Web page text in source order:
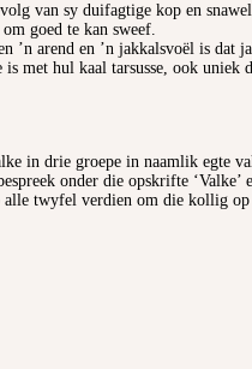
van sy duifagtige kop en
goed te kan sweef.
’n arend en ’n jakkalsvoël is dat
met hul kaal tarsusse, ook
in drie groepe in naamlik egte
onder die opskrifte
twyfel verdien om die kollig